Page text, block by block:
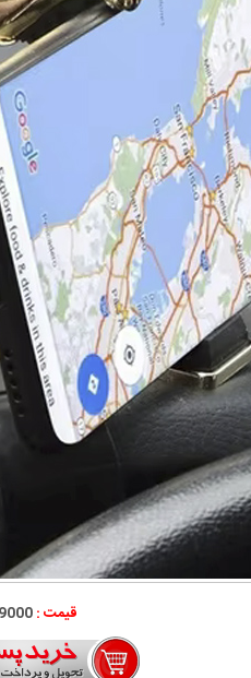
قیمت :349000